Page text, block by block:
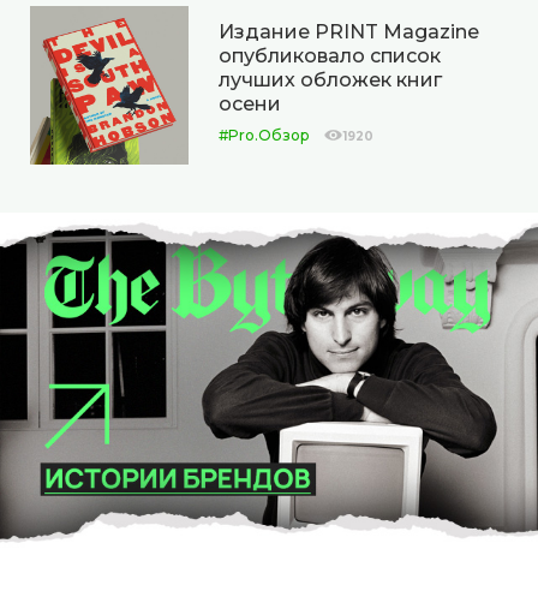
Издание PRINT Magazine
опубликовало список
лучших обложек книг
осени
#Pro.Обзор 1920